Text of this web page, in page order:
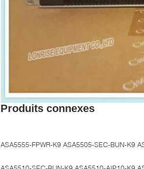
Produits connexes
ASA5555-FPWR-K9 ASA5505-SEC-BUN-K9